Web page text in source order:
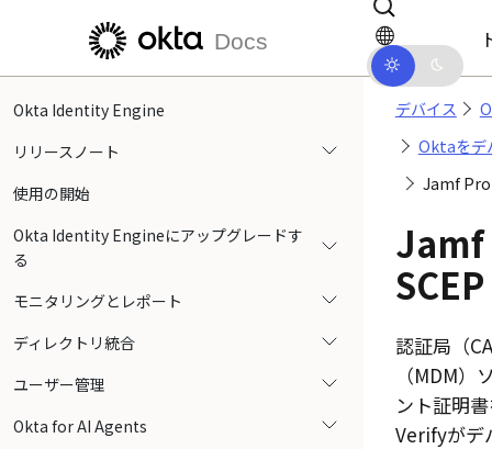
メインコンテンツにスキップ ドキュメントナビゲーションにス
Docs
Okta Identity Engine
リリースノート
使用の開始
Okta Identity Engineにアップグレードす
る
モニタリングとレポート
ディレクトリ統合
ユーザー管理
Okta for AI Agents
デバイス
Oktaをデ
Jamf Pro
Jamf
SCEP
認証局 （
（MDM
ント証明
Verifyがデ